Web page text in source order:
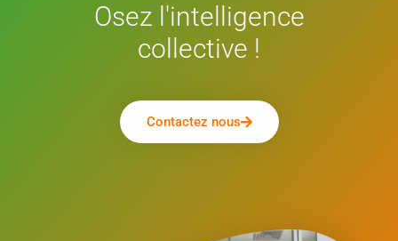
Osez l'intelligence
collective !
Contactez nous